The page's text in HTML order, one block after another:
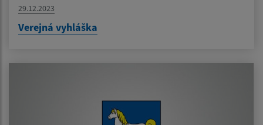
29.12.2023
Verejná vyhláška